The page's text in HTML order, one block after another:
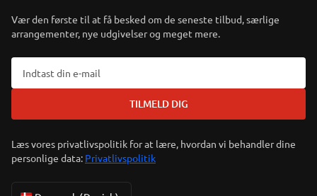
Vær den første til at få besked om de seneste tilbud, særlige
arrangementer, nye udgivelser og meget mere.
TILMELD DIG
Læs vores privatlivspolitik for at lære, hvordan vi behandler dine
personlige data: Privatlivspolitik